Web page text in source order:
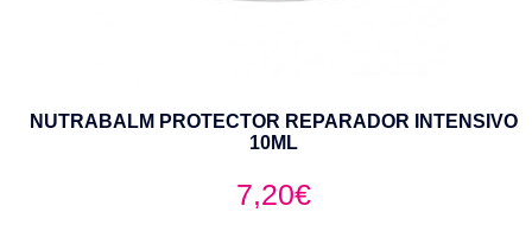
NUTRABALM PROTECTOR REPARADOR INTENSIVO
10ML
7,20€